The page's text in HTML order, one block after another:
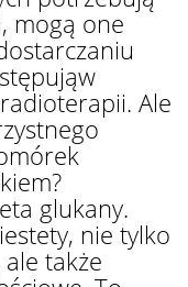
mogą one
Ale
glukany.
nie tylko
także